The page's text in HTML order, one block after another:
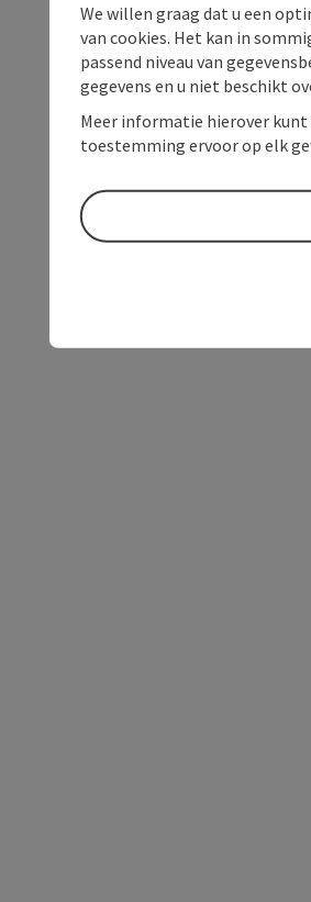
We willen graag dat u een
van cookies. Het kan in
passend niveau van
gegevens en u niet beschikt
Meer informatie hierover kunt
toestemming ervoor op elk